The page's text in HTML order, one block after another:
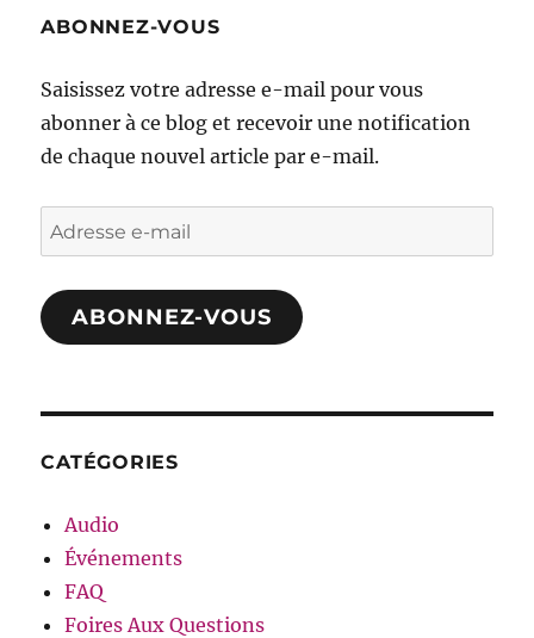
ABONNEZ-VOUS
Saisissez votre adresse e-mail pour vous
abonner à ce blog et recevoir une notification
de chaque nouvel article par e-mail.
Adresse
e-
mail
ABONNEZ-VOUS
CATÉGORIES
Audio
Événements
FAQ
Foires Aux Questions